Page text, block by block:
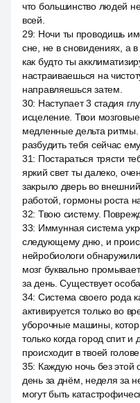
что большинство людей
всей.
29: Ночи ты проводишь
сне, не в сновидениях, а
как будто ты
настраиваешься на
направляешься затем.
30: Наступает 3 стадия
исцеление. Твои
медленные дельта ритмы.
разбудить тебя сейчас
31: Постараться трясти
яркий свет ты далеко,
закрыло дверь во
работой, гормоны роста
32: Твою систему.
33: Иммунная система
следующему дню, и
нейробиологи
мозг буквально
за день. Существует
34: Система своего рода
активируется только во
уборочные машины,
только когда город спит
происходит в твоей голове.
35: Каждую ночь без этой
день за днём, неделя за
могут быть